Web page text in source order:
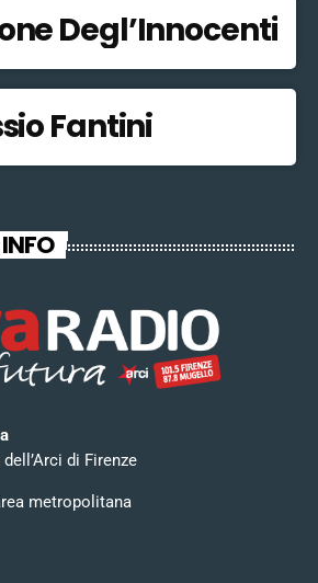
Degl’Innocenti
Fantini
di Firenze
metropolitana